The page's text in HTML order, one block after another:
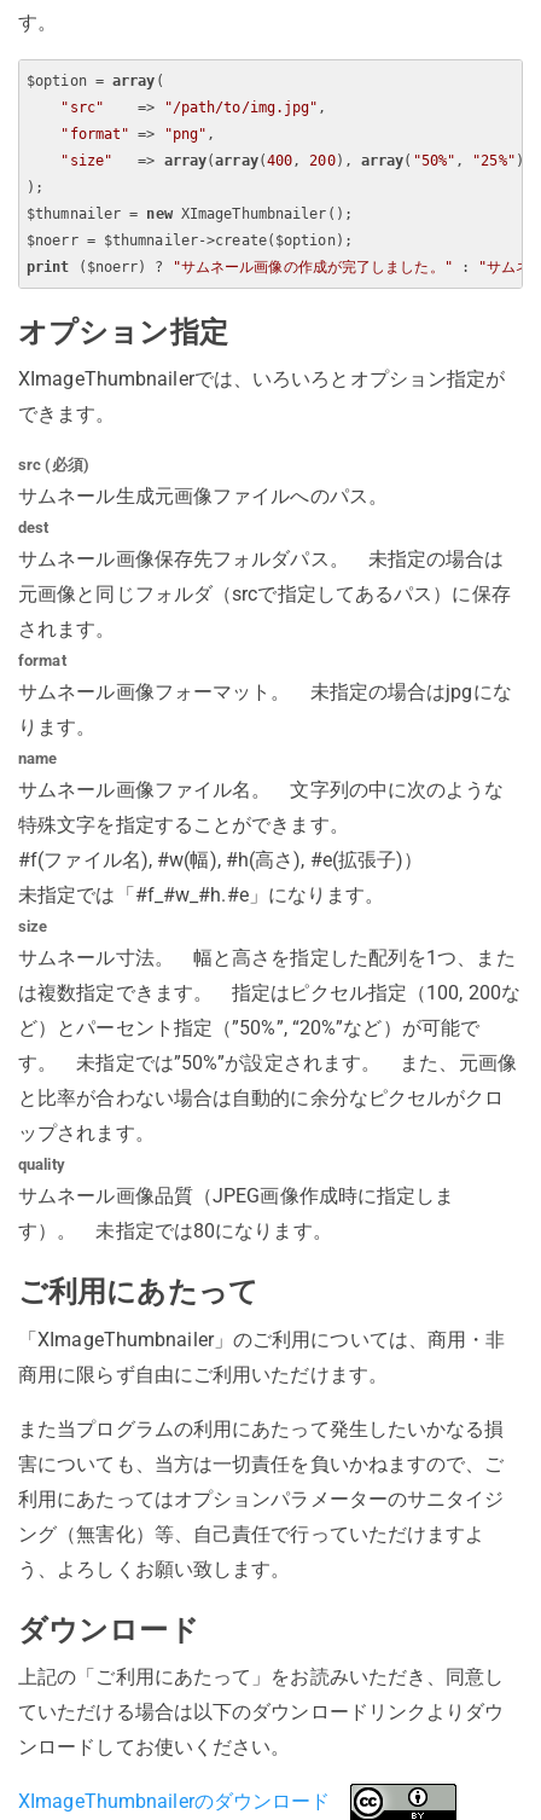
す。
$option = array (
"src"
    =>
"/path/to/img.jpg" ,
"format" => "png" ,
"size"
   =>
array(array(400 , 200), array( "50%" , "25%" ))
);
$thumnailer = new XImageThumbnailer();
print ($noerr) ? "サムネール画像の作成が完了しました。" : "サムネ
オプション指定
XImageThumbnailerでは、いろいろとオプション指定が
できます。
src (必須)
サムネール生成元画像ファイルへのパス。
dest
サムネール画像保存先フォルダパス。 未指定の場合は
元画像と同じフォルダ（srcで指定してあるパス）に保存
されます。
format
サムネール画像フォーマット。 未指定の場合はjpgにな
ります。
name
サムネール画像ファイル名。 文字列の中に次のような
特殊文字を指定することができます。
#f(ファイル名), #w(幅), #h(高さ), #e(拡張子)）
未指定では「#f_#w_#h.#e」になります。
size
サムネール寸法。 幅と高さを指定した配列を1つ、また
は複数指定できます。 指定はピクセル指定（100, 200な
ど）とパーセント指定（”50%”, “20%”など）が可能で
す。 未指定では”50%”が設定されます。 また、元画像
と比率が合わない場合は自動的に余分なピクセルがクロ
ップされます。
quality
サムネール画像品質（JPEG画像作成時に指定しま
す）。 未指定では80になります。
ご利用にあたって
「XImageThumbnailer」のご利用については、商用・非
商用に限らず自由にご利用いただけます。
また当プログラムの利用にあたって発生したいかなる損
害についても、当方は一切責任を負いかねますので、ご
利用にあたってはオプションパラメーターのサニタイジ
ング（無害化）等、自己責任で行っていただけますよ
う、よろしくお願い致します。
ダウンロード
上記の「ご利用にあたって」をお読みいただき、同意し
ていただける場合は以下のダウンロードリンクよりダウ
ンロードしてお使いください。
XImageThumbnailerのダウンロード